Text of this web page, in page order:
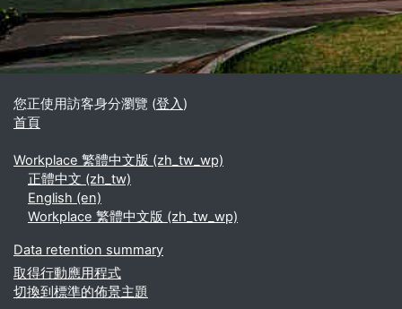
您正使用訪客身分瀏覽 (登入)
首頁
Workplace 繁體中文版 ‎(zh_tw_wp)‎
正體中文 ‎(zh_tw)‎
English ‎(en)‎
Workplace 繁體中文版 ‎(zh_tw_wp)‎
Data retention summary
取得行動應用程式
切換到標準的佈景主題